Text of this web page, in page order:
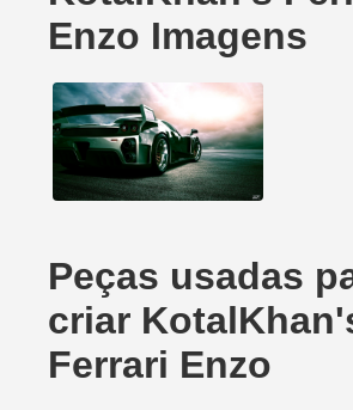
Enzo Imagens
Peças usadas
criar
Ferrari Enzo